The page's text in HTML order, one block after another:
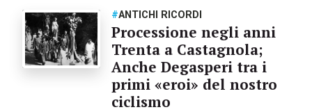
#ANTICHI RICORDI
Processione negli anni
Trenta a Castagnola;
Anche Degasperi tra i
primi «eroi» del nostro
ciclismo